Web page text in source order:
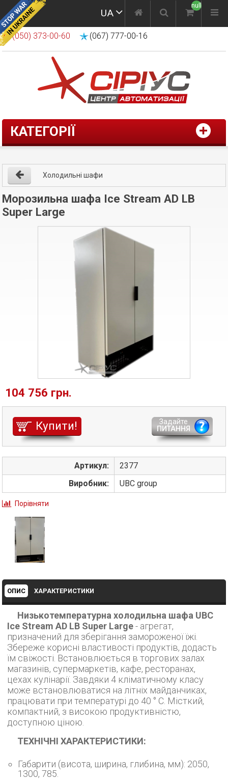
UA
null
(050) 373-00-60 (067) 777-00-16
КАТЕГОРІЇ
Холодильні шафи
Морозильна шафа Ice Stream AD LB
Super Large
104 756 грн.
Купити!
Задайте
ПИТАННЯ
Артикул:
2377
Виробник:
UBC group
Порівняти
ОПИС ХАРАКТЕРИСТИКИ
Низькотемпературна холодильна шафа UBC
Ice Stream AD LB Super Large- агрегат,
призначений для зберігання замороженої їжі.
Збереже корисні властивості продуктів, додасть
їм свіжості. Встановлюється в торгових залах
магазинів, супермаркетів, кафе, ресторанах,
цехах кулінарії. Завдяки 4 кліматичному класу
може встановлюватися на літніх майданчиках,
працювати при температурі до 40 ° C. Місткий,
компактний, з високою продуктивністю,
доступною ціною.
ТЕХНІЧНІ ХАРАКТЕРИСТИКИ:
Габарити (висота, ширина, глибина, мм): 2050,
1300, 785.